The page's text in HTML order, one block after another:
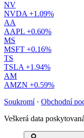
NV
NVDA +1.09%
AA
AAPL +0.60%
MS
MSFT +0.16%
TS
TSLA +1.94%
AM
AMZN +0.59%
Soukromí · Obchodní
Veškerá data